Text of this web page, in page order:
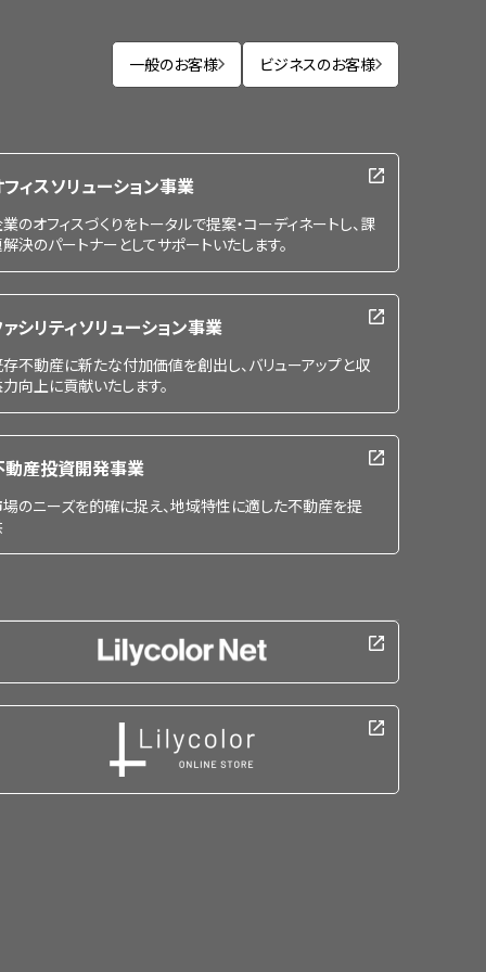
一般のお客様 ビジネスのお客様
フィスソリューション事業
のオフィスづくりをトータルで提案・コーディネートし、課
決のパートナーとしてサポートいたします。
ァシリティソリューション事業
存不動産に新たな付加価値を創出し、バリューアップと収
向上に貢献いたします。
動産投資開発事業
のニーズを的確に捉え、地域特性に適した不動産を提